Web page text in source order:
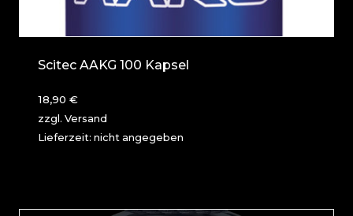
Scitec AAKG 100 Kapsel
18,90 €
zzgl. Versand
Lieferzeit: nicht angegeben